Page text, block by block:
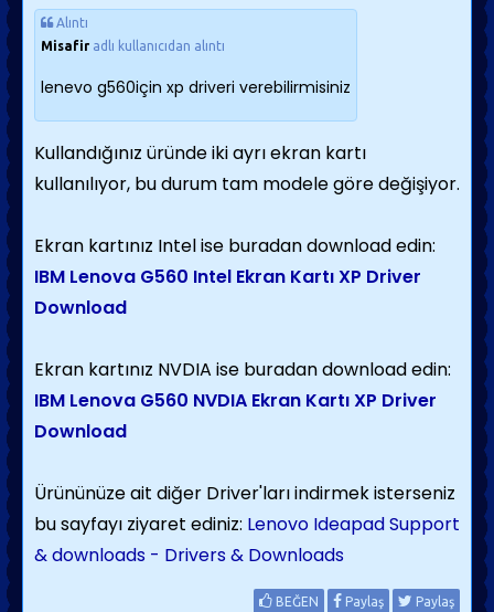
Alıntı
Misafir adlı kullanıcıdan alıntı
lenevo g560için xp driveri verebilirmisiniz
Kullandığınız üründe iki ayrı ekran kartı
kullanılıyor, bu durum tam modele göre değişiyor.
Ekran kartınız Intel ise buradan download edin:
IBM Lenova G560 Intel Ekran Kartı XP Driver
Download
Ekran kartınız NVDIA ise buradan download edin:
IBM Lenova G560 NVDIA Ekran Kartı XP Driver
Download
Ürününüze ait diğer Driver'ları indirmek isterseniz
bu sayfayı ziyaret ediniz: Lenovo Ideapad Support
& downloads - Drivers & Downloads
BEĞEN Paylaş Paylaş